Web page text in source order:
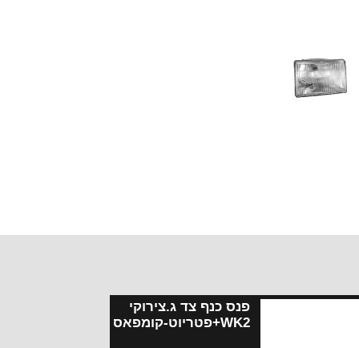
פנס כנף צד ג.צירוקי
WK2+פטריוט-קומפאס-ליברטי